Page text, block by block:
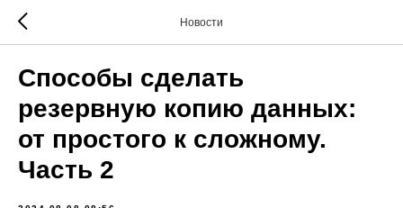
Новости
Способы сделать
резервную копию данных:
от простого к сложному.
Часть 2